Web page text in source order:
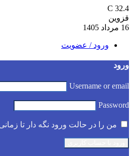
32.4
C
قزوین
16 مرداد 1405
ورود / عضویت
ورود
Username or email
Password
من را در حالت ورود نگه دار تا